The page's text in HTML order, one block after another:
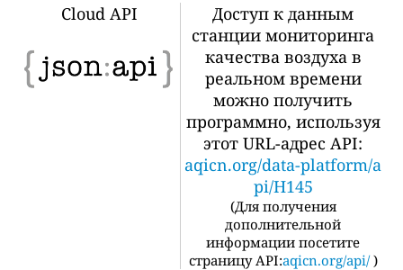
Cloud API
Доступ к данным
станции мониторинга
качества воздуха в
реальном времени
можно получить
программно, используя
этот URL-адрес API:
aqicn.org/data-platform/a
pi/H145
(Для получения
дополнительной
информации посетите
страницу API:aqicn.org/api/ )